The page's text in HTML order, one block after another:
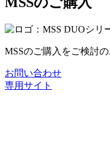
MSSのご購入をご検討
お問い合わせ
専用サイト